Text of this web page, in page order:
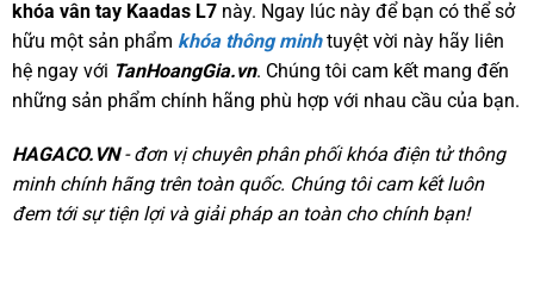
khóa vân tay Kaadas L7 này. Ngay lúc này để bạn có thể sở
hữu một sản phẩm khóa thông minhtuyệt vời này hãy liên
hệ ngay với TanHoangGia.vn. Chúng tôi cam kết mang đến
những sản phẩm chính hãng phù hợp với nhau cầu của bạn.
HAGACO.VN- đơn vị chuyên phân phối khóa điện tử thông
minh chính hãng trên toàn quốc. Chúng tôi cam kết luôn
đem tới sự tiện lợi và giải pháp an toàn cho chính bạn!